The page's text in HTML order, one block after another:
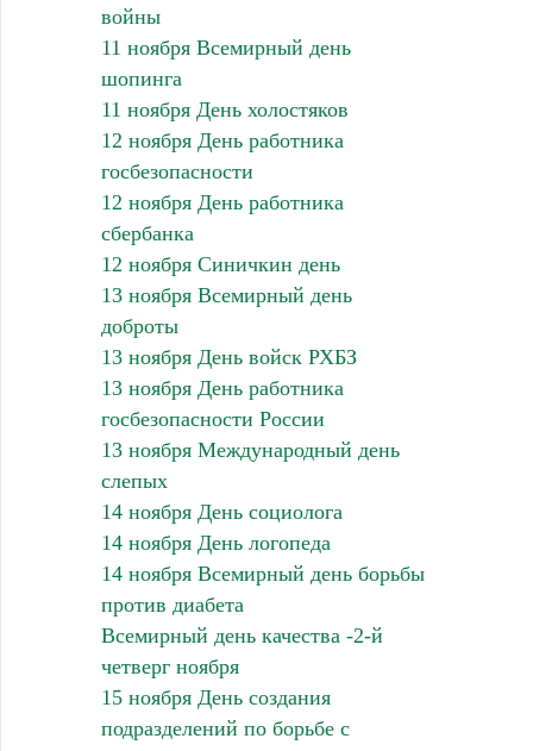
войны
11 ноября Всемирный день
шопинга
11 ноября День холостяков
12 ноября День работника
госбезопасности
12 ноября День работника
сбербанка
12 ноября Синичкин день
13 ноября Всемирный день
доброты
13 ноября День войск РХБЗ
13 ноября День работника
госбезопасности России
13 ноября Международный день
слепых
14 ноября День социолога
14 ноября День логопеда
14 ноября Всемирный день борьбы
против диабета
Всемирный день качества -2-й
четверг ноября
15 ноября День создания
подразделений по борьбе с